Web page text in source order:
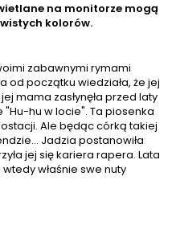
na monitorze mogą
kolorów.
zabawnymi rymami
od początku wiedziała, że jej
mama zasłynęła przed laty
hu w locie". Ta piosenka
Ale będąc córką takiej
Jadzia postanowiła
jej się kariera rapera. Lata
właśnie swe nuty